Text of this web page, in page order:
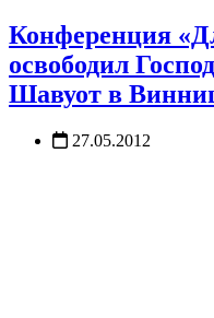
Конференция
освободил
Шавуот в
27.05.2012